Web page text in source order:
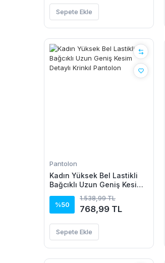
Sepete Ekle
Pantolon
Kadın Yüksek Bel Lastikli
Bağcıklı Uzun Geniş Kesim
%50
1.538,99 TL
768,99 TL
Sepete Ekle